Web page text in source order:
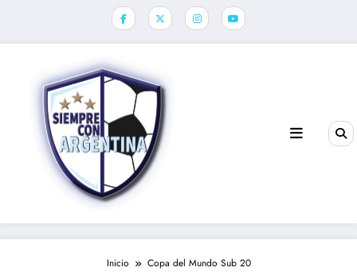
Inicio Copa del Mundo Sub 20